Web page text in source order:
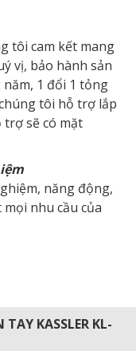
tôi cam kết mang
vị, bảo hành sản
1 đổi 1 tỏng
tôi hỗ trợ lắp
trợ sẽ có mặt
năng động,
nhu cầu của
KASSLER KL-